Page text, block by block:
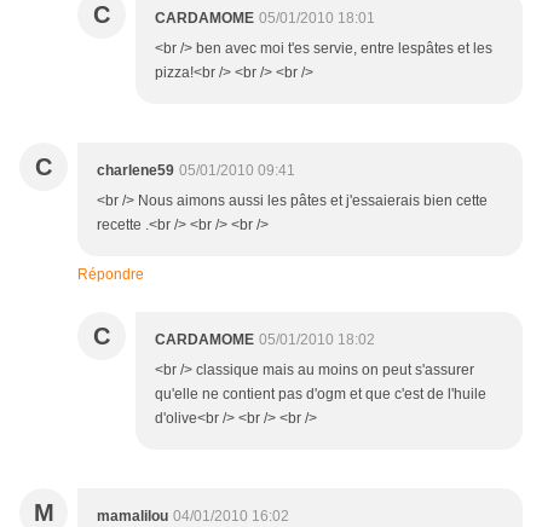
C CARDAMOME 05/01/2010 18:01
<br /> ben avec moi t'es servie, entre lespâtes et les
pizza!<br /> <br /> <br />
C charlene59 05/01/2010 09:41
<br /> Nous aimons aussi les pâtes et j'essaierais bien cette
recette .<br /> <br /> <br />
Répondre
C CARDAMOME 05/01/2010 18:02
<br /> classique mais au moins on peut s'assurer
qu'elle ne contient pas d'ogm et que c'est de l'huile
d'olive<br /> <br /> <br />
M mamalilou 04/01/2010 16:02